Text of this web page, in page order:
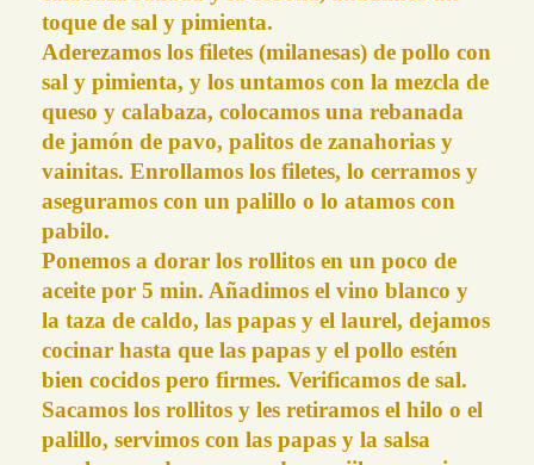
toque de sal y pimienta.
Aderezamos los filetes (milanesas) de pollo con
sal y pimienta, y los untamos con la mezcla de
queso y calabaza, colocamos una rebanada
de jamón de pavo, palitos de zanahorias y
vainitas. Enrollamos los filetes, lo cerramos y
aseguramos con un palillo o lo atamos con
pabilo.
Ponemos a dorar los rollitos en un poco de
aceite por 5 min. Añadimos el vino blanco y
la taza de caldo, las papas y el laurel, dejamos
cocinar hasta que las papas y el pollo estén
bien cocidos pero firmes. Verificamos de sal.
Sacamos los rollitos y les retiramos el hilo o el
palillo, servimos con las papas y la salsa